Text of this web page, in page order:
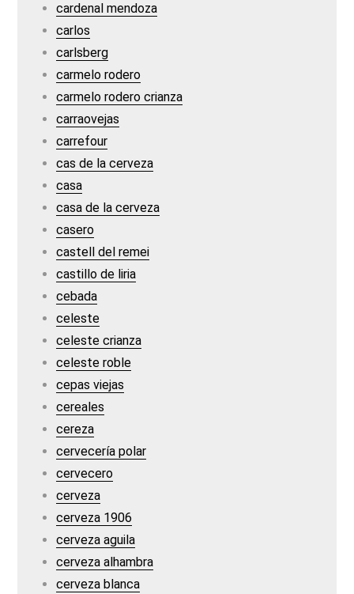
cardenal mendoza
carlos
carlsberg
carmelo rodero
carmelo rodero crianza
carraovejas
carrefour
cas de la cerveza
casa
casa de la cerveza
casero
castell del remei
castillo de liria
cebada
celeste
celeste crianza
celeste roble
cepas viejas
cereales
cereza
cervecería polar
cervecero
cerveza
cerveza 1906
cerveza aguila
cerveza alhambra
cerveza blanca